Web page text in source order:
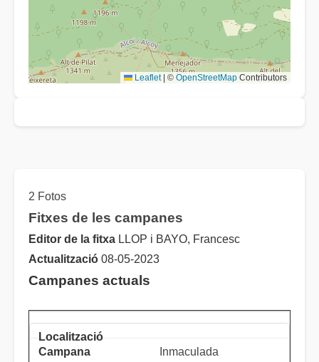
Leaflet © OpenStreetMap Contributors
2 Fotos
Fitxes de les campanes
Editor de la fitxa LLOP i BAYO, Francesc
Actualització 08-05-2023
Campanes actuals
Inmaculada